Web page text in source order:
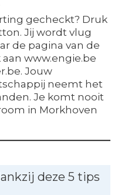
gecheckt? Druk
Jij wordt vlug
de pagina van de
aan www.engie.be
Jouw
neemt het
Je komt nooit
in Morkhoven
deze 5 tips